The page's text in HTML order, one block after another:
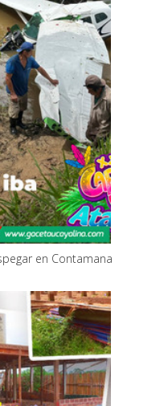
en Contamana